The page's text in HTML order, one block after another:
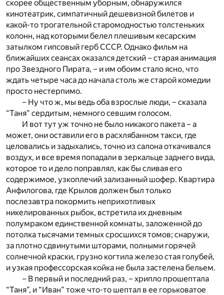
скорее общественным уборным, обнаружился
кинотеатрик, симпатичный дешевизной билетов и
какой-то трогательной старомодностью толстеньких
колонн, над которыми белел плешивым кесарским
затылком гипсовый герб СССР. Однако фильм на
ближайших сеансах оказался детский – старая анимация
про Звездного Пирата, – и им обоим стало ясно, что
ждать четыре часа до начала столь же старой комедии
просто нестерпимо.
– Ну что ж, мы ведь оба взрослые люди, – сказала
“Таня” сердитым, немного севшим голосом.
И вот тут уж точно не было никакого пакета – а
может, они оставили его в расхлябанном такси, где
целовались и задыхались, точно из салона откачивался
воздух, и все время попадали в зеркальце заднего вида,
которое то и дело поправлял, как бы сливая его
содержимое, узкоплечий зализанный шофер. Квартира
Анфилогова, где Крылов должен был только
послезавтра покормить неприхотливых
никелированных рыбок, встретила их дневным
полумраком единственной комнаты, заложенной до
потолка тысячами темных сросшихся томов; снаружи,
за плотно сдвинутыми шторами, полными горячей
солнечной краски, грузно когтила железо стая голубей,
и узкая профессорская койка не была застелена бельем.
– В первый и последний раз, – хрипло прошептала
“Таня”, и “Иван” тоже что-то шептал в ее горьковатое